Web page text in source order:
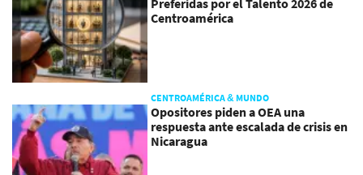
Centroamérica
CENTROAMÉRICA & MUNDO
Opositores piden a OEA una
respuesta ante escalada de crisis en
Nicaragua